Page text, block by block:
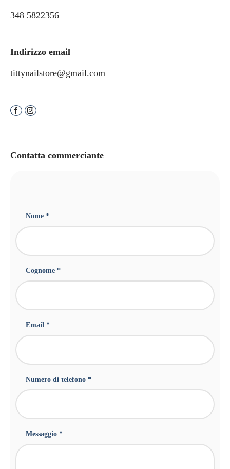
348 5822356
Indirizzo email
tittynailstore@gmail.com
Contatta commerciante
Nome *
Cognome *
Email *
Numero di telefono *
Messaggio *